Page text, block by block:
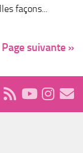
façons...
Page suivante »